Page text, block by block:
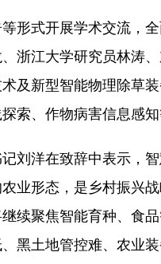
式开展学术交流，全
浙江大学研究员林涛
及新型智能物理除草
索、作物病害信息感
洋在致辞中表示，智
业形态，是乡村振兴
续聚焦智能育种、食
黑土地管控难、农业